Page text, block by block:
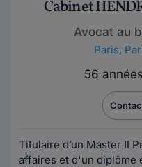
Cabinet
Avocat au
Paris,
56
Titulaire d’un Master II
affaires et d'un diplôme